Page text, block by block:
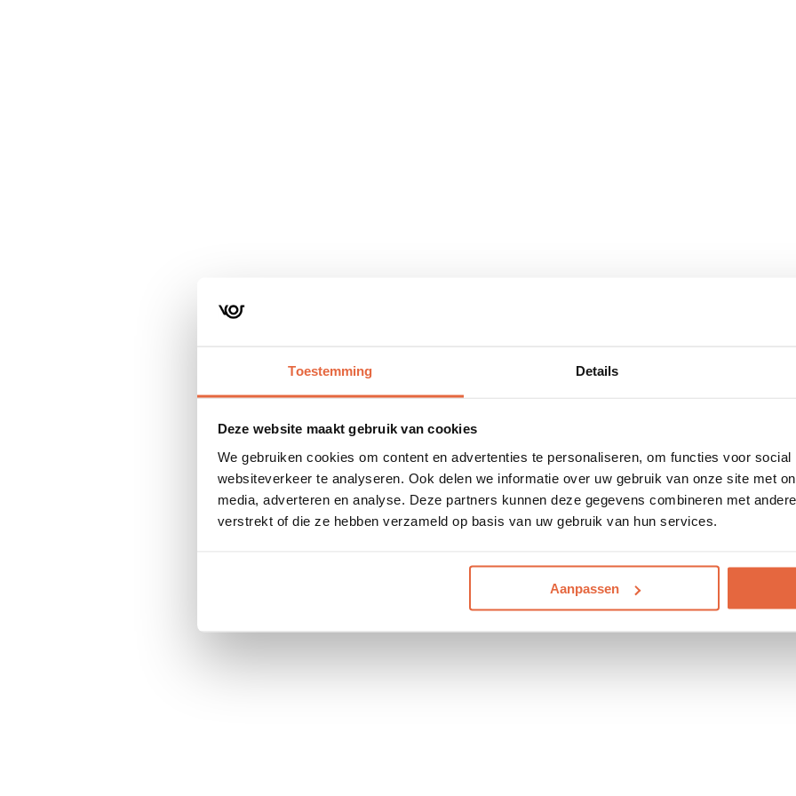
Toestemming Details
Deze website maakt gebruik van cookies
We gebruiken cookies om content en advertenties te personaliseren, om functies voor
websiteverkeer te analyseren. Ook delen we informatie over uw gebruik van onze site met
media, adverteren en analyse. Deze partners kunnen deze gegevens combineren met
verstrekt of die ze hebben verzameld op basis van uw gebruik van hun services.
Aanpassen